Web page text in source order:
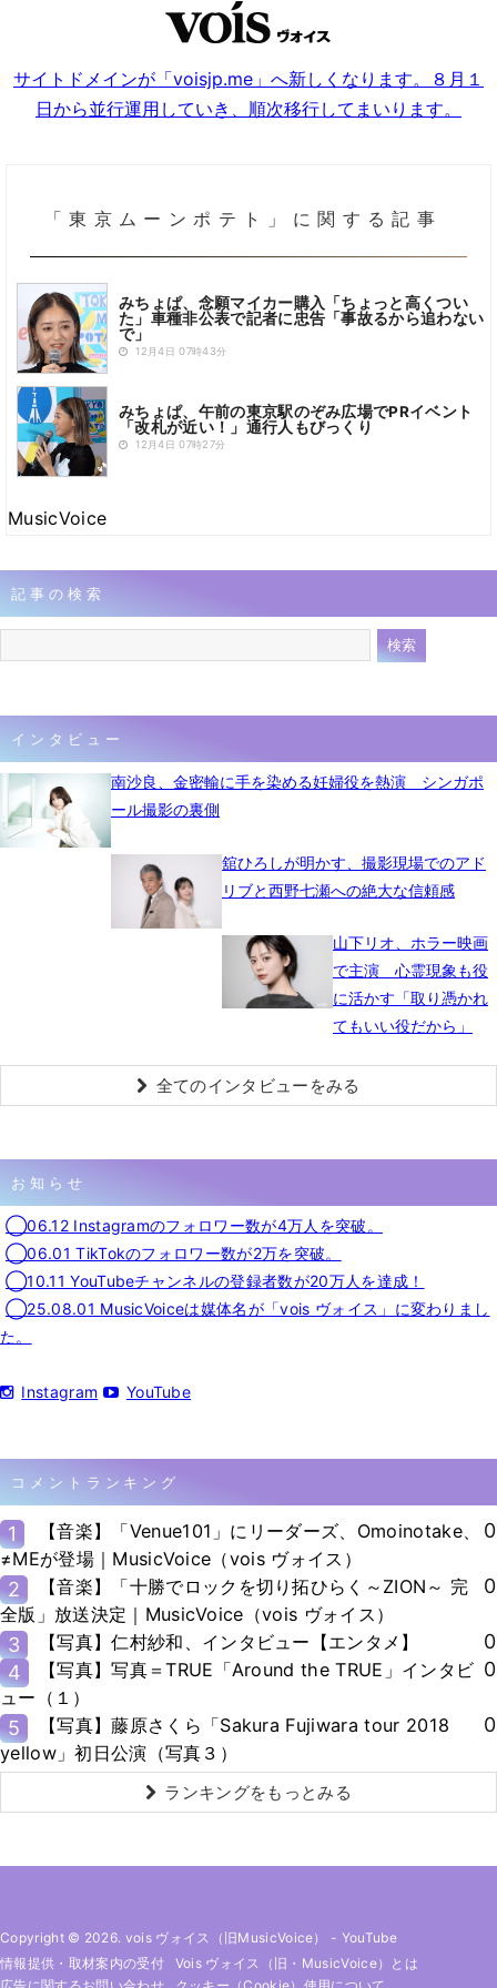
サイトドメインが「voisjp.me」へ新しくなります。８月１
日から並行運用していき、順次移行してまいります。
「東京ムーンポテト」に関する記事
みちょぱ、念願マイカー購入「ちょっと高くつい
た」車種非公表で記者に忠告「事故るから追わない
で」
12月4日 07時43分
みちょぱ、午前の東京駅のぞみ広場でPRイベント
「改札が近い！」通行人もびっくり
12月4日 07時27分
MusicVoice
記事の検索
インタビュー
南沙良、金密輸に手を染める妊婦役を熱演 シンガポ
ール撮影の裏側
舘ひろしが明かす、撮影現場でのアド
リブと西野七瀬への絶大な信頼感
山下リオ、ホラー映画
で主演 心霊現象も役
に活かす「取り憑かれ
てもいい役だから」
全てのインタビューをみる
お知らせ
◯06.12 Instagramのフォロワー数が4万人を突破。
◯06.01 TikTokのフォロワー数が2万を突破。
◯10.11 YouTubeチャンネルの登録者数が20万人を達成！
◯25.08.01 MusicVoiceは媒体名が「vois ヴォイス」に変わりまし
た。
Instagram YouTube
コメントランキング
1
【音楽】「Venue101」にリーダーズ、Omoinotake、
≠MEが登場｜MusicVoice（vois ヴォイス）
0
2
【音楽】「十勝でロックを切り拓ひらく～ZION～ 完
全版」放送決定｜MusicVoice（vois ヴォイス）
0
3 【写真】仁村紗和、インタビュー【エンタメ】
0
4
【写真】写真＝TRUE「Around the TRUE」インタビ
ュー（１）
0
5
【写真】藤原さくら「Sakura Fujiwara tour 2018
yellow」初日公演（写真３）
0
ランキングをもっとみる
Copyright © 2026. vois ヴォイス（旧MusicVoice） - YouTube
情報提供・取材案内の受付
Vois ヴォイス（旧・MusicVoice）とは